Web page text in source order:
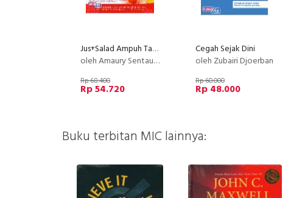
Jus+Salad Ampuh Tangkal Penyakit (full color)
oleh Amaury Sentausa
Rp 68.400
Rp 54.720
Cegah Sejak Dini
oleh Zubairi Djoerban
Rp 60.000
Rp 48.000
Buku terbitan MIC lainnya: